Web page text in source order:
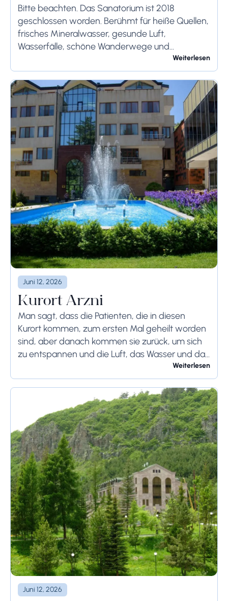
Bitte beachten. Das Sanatorium ist 2018
geschlossen worden. Berühmt für heiße Quellen,
frisches Mineralwasser, gesunde Luft,
Wasserfälle, schöne Wanderwege und
umgeben von dichten Wäldern ist Jermuk immer
noch einer der besten Ferienorte in Armenien.
Mit ihren...
Weiterlesen
Juni 12, 2026
Kurort Arzni
Man sagt, dass die Patienten, die in diesen
Kurort kommen, zum ersten Mal geheilt worden
sind, aber danach kommen sie zurück, um sich
zu entspannen und die Luft, das Wasser und das
Weiterlesen
Juni 12, 2026